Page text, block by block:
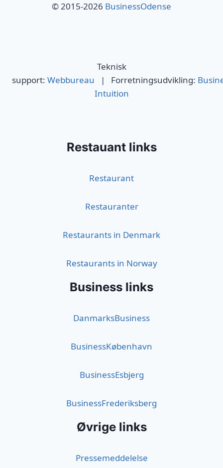
© 2015-2026 BusinessOdense
Teknisk
support: Webbureau | Forretningsudvikling:
Intuition
Restauant links
Restaurant
Restauranter
Restaurants in Denmark
Restaurants in Norway
Business links
DanmarksBusiness
BusinessKøbenhavn
BusinessEsbjerg
BusinessFrederiksberg
Øvrige links
Pressemeddelelse